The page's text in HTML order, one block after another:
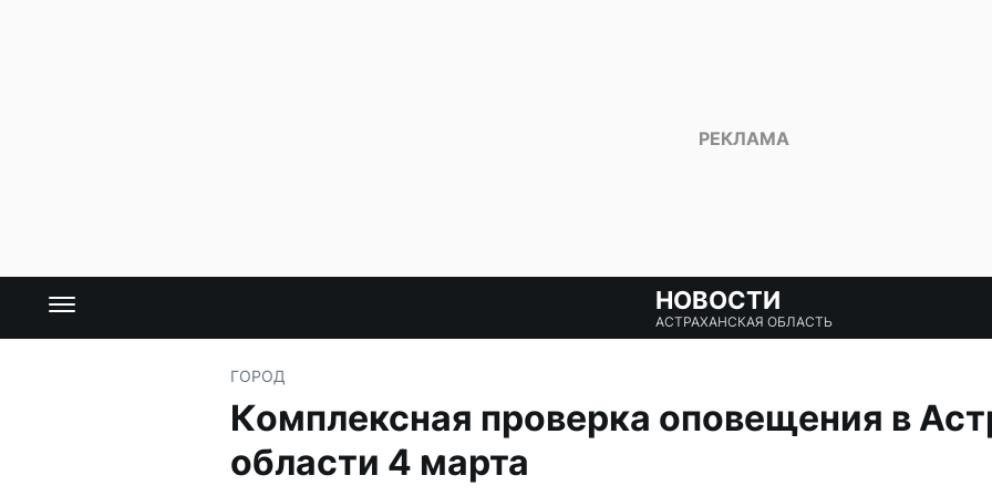
НОВОСТИ
АСТРАХАНСКАЯ ОБЛАСТЬ
ГОРОД
Комплексная проверка оповещения в
области 4 марта